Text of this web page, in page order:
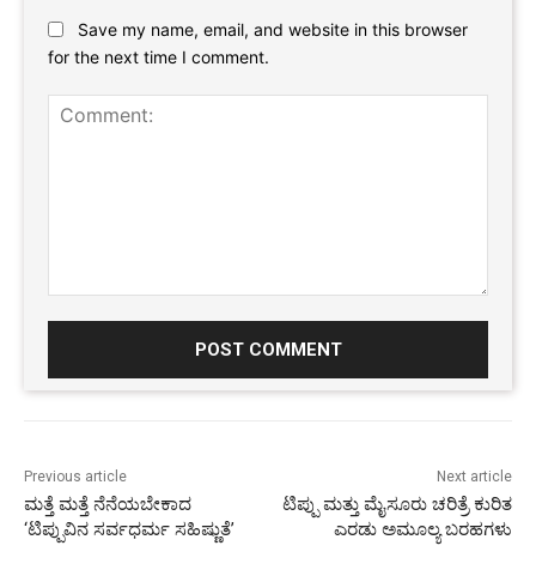
Save my name, email, and website in this browser
for the next time I comment.
Previous article
ಮತ್ತೆ ಮತ್ತೆ ನೆನೆಯಬೇಕಾದ
‘ಟಿಪ್ಪುವಿನ ಸರ್ವಧರ್ಮ ಸಹಿಷ್ಣುತೆ’
Next article
ಟಿಪ್ಪು ಮತ್ತು ಮೈಸೂರು ಚರಿತ್ರೆ ಕುರಿತ
ಎರಡು ಅಮೂಲ್ಯ ಬರಹಗಳು